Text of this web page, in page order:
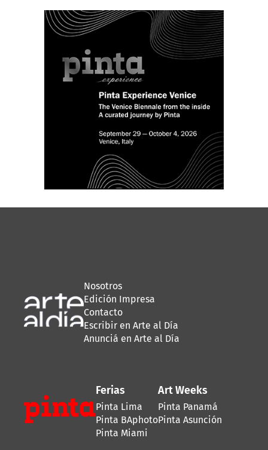
Nosotros
Edición Impresa
Contacto
Escribir en Arte al Día
Anunciá en Arte al Día
Ferias
Pinta Lima
Pinta BAphoto
Pinta Miami
Art Weeks
Pinta Panamá
Pinta Asunción